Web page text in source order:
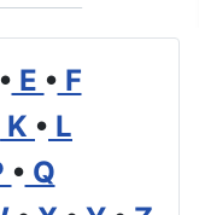
• E • F
K • L
• Q